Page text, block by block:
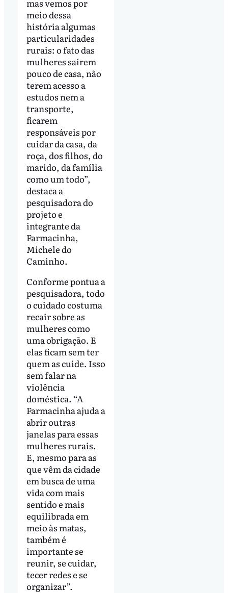
mas vemos por
meio dessa
história algumas
particularidades
rurais: o fato das
mulheres saírem
pouco de casa, não
terem acesso a
estudos nem a
transporte,
ficarem
responsáveis por
cuidar da casa, da
roça, dos filhos, do
marido, da família
como um todo”,
destaca a
pesquisadora do
projeto e
integrante da
Farmacinha,
Michele do
Caminho.
Conforme pontua a
pesquisadora, todo
o cuidado costuma
recair sobre as
mulheres como
uma obrigação. E
elas ficam sem ter
quem as cuide. Isso
sem falar na
violência
doméstica. “A
Farmacinha ajuda a
abrir outras
janelas para essas
mulheres rurais.
E, mesmo para as
que vêm da cidade
em busca de uma
vida com mais
sentido e mais
equilibrada em
meio às matas,
também é
importante se
reunir, se cuidar,
tecer redes e se
organizar”.